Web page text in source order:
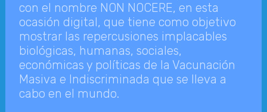
con el nombre NON NOCERE, en esta
ocasión digital, que tiene como objetivo
mostrar las repercusiones implacables
biológicas, humanas, sociales,
económicas y políticas de la Vacunación
Masiva e Indiscriminada que se lleva a
cabo en el mundo.